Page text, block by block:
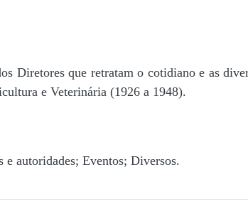
Diretores que retratam o cotidiano e as
e Veterinária (1926 a 1948).
e autoridades; Eventos; Diversos.